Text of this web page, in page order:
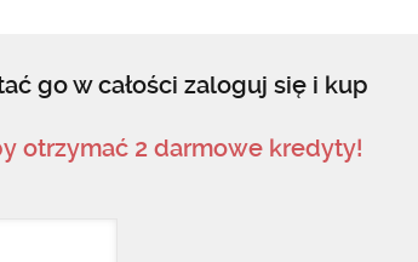
go w całości zaloguj się i kup
otrzymać 2 darmowe kredyty!